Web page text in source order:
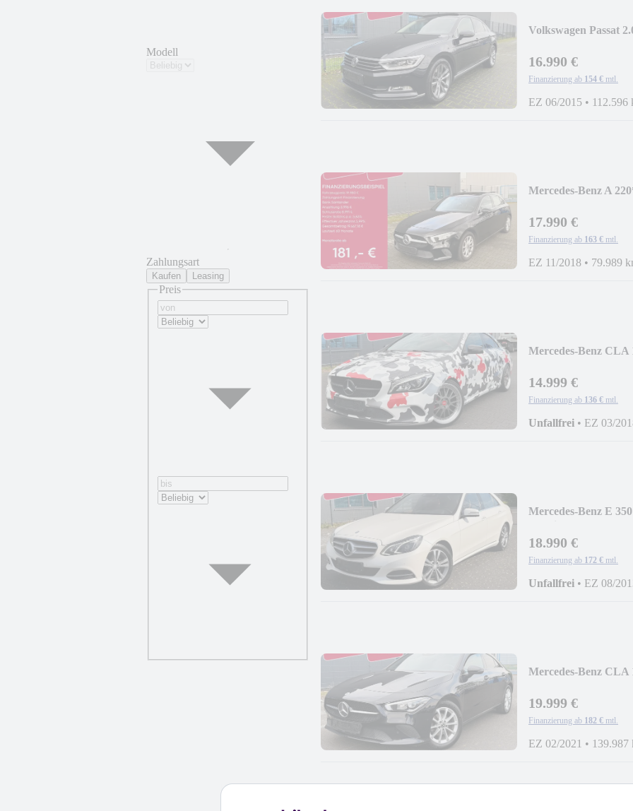
Modell
Zahlungsart
Kaufen Leasing
Preis
Volkswagen Passat
16.990 €
Finanzierung ab 154 € mtl.
EZ 06/2015 • 112.596
Mercedes-Benz A
17.990 €
Finanzierung ab 163 € mtl.
EZ 11/2018 • 79.989
Mercedes-Benz
14.999 €
Finanzierung ab 136 € mtl.
Unfallfrei • EZ 03/
Mercedes-Benz E
18.990 €
Finanzierung ab 172 € mtl.
Unfallfrei • EZ 08/
Mercedes-Benz
19.999 €
Finanzierung ab 182 € mtl.
EZ 02/2021 • 139.987